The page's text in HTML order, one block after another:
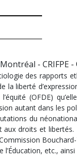
- CRIFPE -
des rapports
la liberté
(OFDE)
autant dans les
du
aux droits et
l’Éducation, etc.,